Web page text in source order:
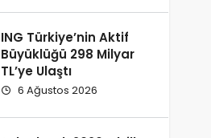
ING Türkiye’nin Aktif
Büyüklüğü 298 Milyar
TL’ye Ulaştı
6 Ağustos 2026